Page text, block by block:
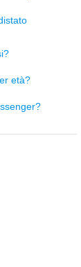
età?